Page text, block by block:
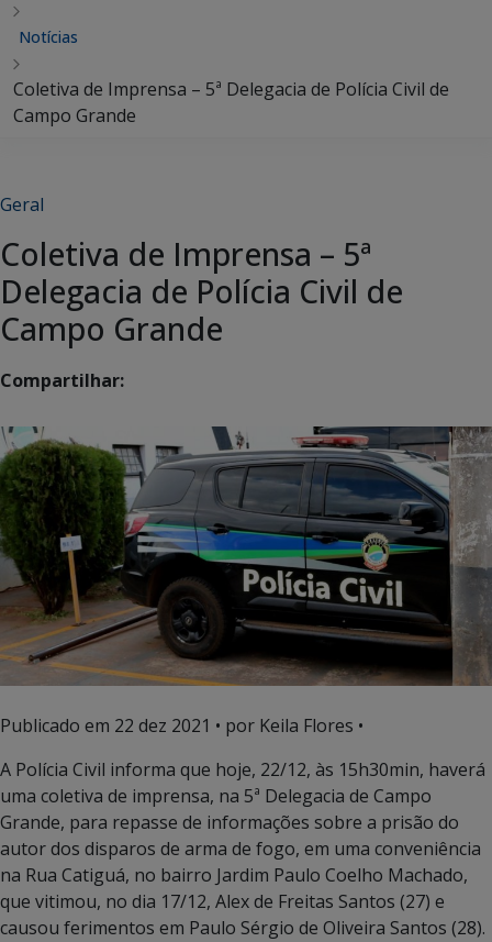
Notícias
Coletiva de Imprensa – 5ª Delegacia de Polícia Civil de
Campo Grande
Geral
Coletiva de Imprensa – 5ª
Delegacia de Polícia Civil de
Campo Grande
Compartilhar:
Publicado em 22 dez 2021 • por Keila Flores •
A Polícia Civil informa que hoje, 22/12, às 15h30min, haverá
uma coletiva de imprensa, na 5ª Delegacia de Campo
Grande, para repasse de informações sobre a prisão do
autor dos disparos de arma de fogo, em uma conveniência
na Rua Catiguá, no bairro Jardim Paulo Coelho Machado,
que vitimou, no dia 17/12, Alex de Freitas Santos (27) e
causou ferimentos em Paulo Sérgio de Oliveira Santos (28).